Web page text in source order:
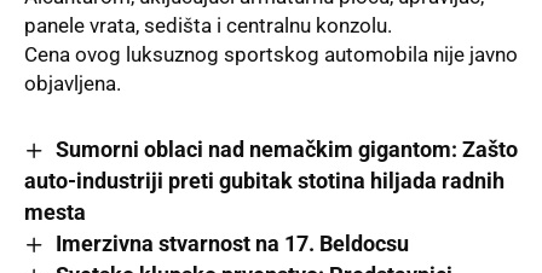
panele vrata, sedišta i centralnu konzolu.
Cena ovog luksuznog sportskog automobila nije javno
objavljena.
Sumorni oblaci nad nemačkim gigantom: Zašto
auto-industriji preti gubitak stotina hiljada radnih
mesta
Imerzivna stvarnost na 17. Beldocsu